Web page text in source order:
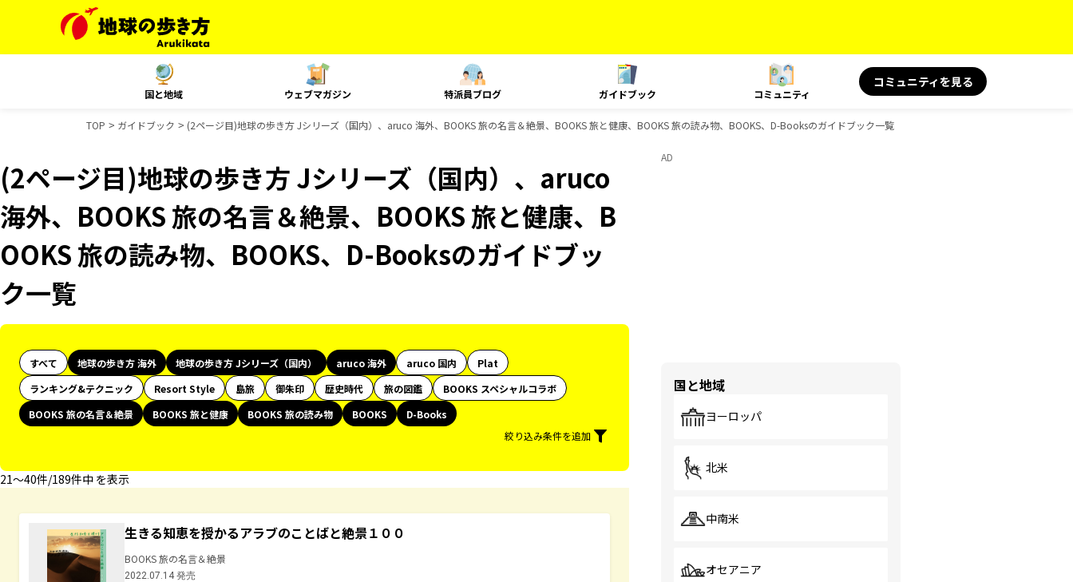
国と地域 ウェブマガジン 特派員ブログ ガイドブック コミュニティ
コミュニティを見る
TOP ガイドブック (2ページ目)地球の歩き方 Jシリーズ（国内）、aruco 海外、BOOKS 旅の名言＆絶景、BOOKS 旅と健康、BOOKS 旅の読み物、BOOKS、D-Booksのガイドブック一覧
(2ページ目)地球の歩き方 Jシリーズ（国内）、aruco
海外、BOOKS 旅の名言＆絶景、BOOKS 旅と健康、B
OOKS 旅の読み物、BOOKS、D-Booksのガイドブッ
ク一覧
すべて 地球の歩き方 海外 地球の歩き方 Jシリーズ（国内） aruco 海外 aruco 国内
Plat
ランキング&テクニック
Resort Style 島旅 御朱印 歴史時代 旅の図鑑
BOOKS スペシャルコラボ
BOOKS 旅の名言＆絶景
BOOKS 旅と健康 BOOKS 旅の読み物 BOOKS
D-Books
絞り込み条件を追加
21〜40件/189件中 を表示
生きる知恵を授かるアラブのことばと絶景１００
BOOKS 旅の名言＆絶景
2022.07.14 発売
AD
国と地域
ヨーロッパ
北米
中南米
オセアニア